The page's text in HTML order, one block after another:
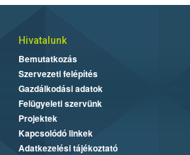
Hivatalunk
Bemutatkozás
Szervezeti felépítés
Gazdálkodási adatok
Felügyeleti szervünk
Projektek
Kapcsolódó linkek
Adatkezelési tájékoztató